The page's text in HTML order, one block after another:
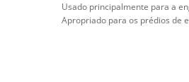
Usado principalmente para a
Apropriado para os prédios de